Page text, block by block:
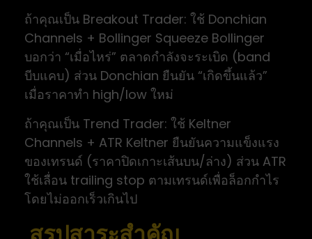
ถ้าคุณเป็น Breakout Trader: ใช้ Donchian
Channels + Bollinger Squeeze Bollinger
บอกว่า “เมื่อไหร่” ตลาดกำลังจะระเบิด (band
บีบแคบ) ส่วน Donchian ยืนยัน “เกิดขึ้นแล้ว”
เมื่อราคาทำ high/low ใหม่
ถ้าคุณเป็น Trend Trader: ใช้ Keltner
Channels + ATR Keltner ยืนยันความแข็งแรง
ของเทรนด์ (ราคาปิดเกาะเส้นบน/ล่าง) ส่วน ATR
ใช้เลื่อน trailing stop ตามเทรนด์เพื่อล็อกกำไร
โดยไม่ออกเร็วเกินไป